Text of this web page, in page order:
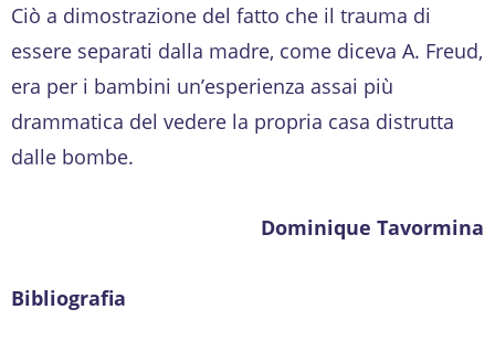
Ciò a dimostrazione del fatto che il trauma di
essere separati dalla madre, come diceva A. Freud,
era per i bambini un’esperienza assai più
drammatica del vedere la propria casa distrutta
dalle bombe.
Dominique Tavormina
Bibliografia